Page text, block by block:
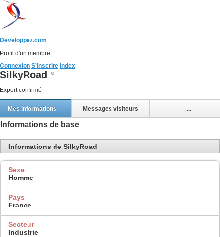
Developpez.com
Profil d'un membre
Connexion S'inscrire Index
SilkyRoad
Expert confirmé
Mes informations Messages visiteurs ...
Informations de base
Informations de SilkyRoad
Sexe
Homme
Pays
France
Secteur
Industrie